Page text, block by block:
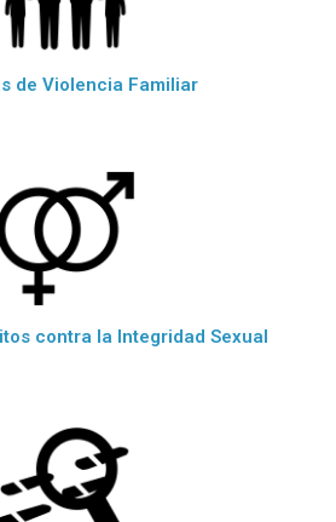
de Violencia Familiar
contra la Integridad Sexual